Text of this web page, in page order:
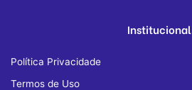
Institucional
Política Privacidade
Termos de Uso